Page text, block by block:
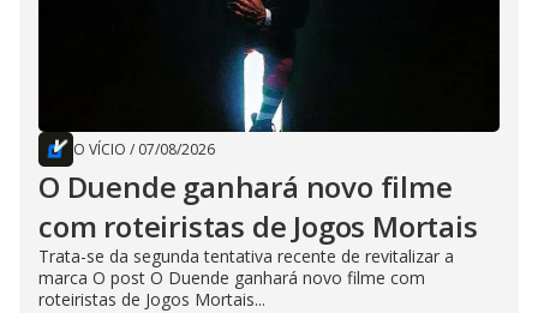
O VÍCIO / 07/08/2026
O Duende ganhará novo filme
com roteiristas de Jogos Mortais
Trata-se da segunda tentativa recente de revitalizar a
marca O post O Duende ganhará novo filme com
roteiristas de Jogos Mortais...